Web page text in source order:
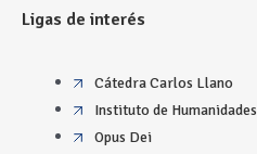
Ligas de interés
Cátedra Carlos Llano
Instituto de Humanidades
Opus Dei